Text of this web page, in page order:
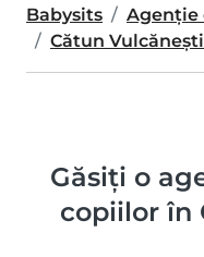
Babysits
Agenție
Cătun Vulcăneşti
Găsiți o
copiilor în